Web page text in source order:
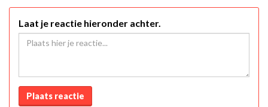
Laat je reactie hieronder achter.
Plaats reactie